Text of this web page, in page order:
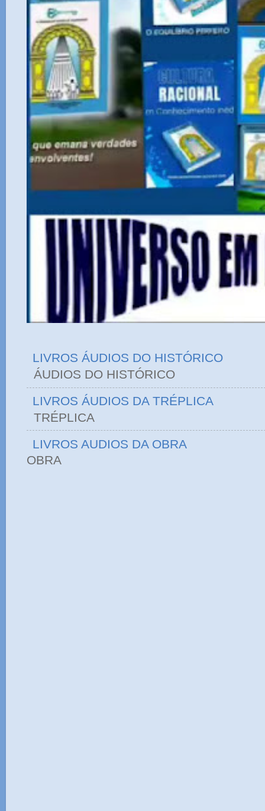
LIVROS ÁUDIOS DO HISTÓRICO
ÁUDIOS DO
LIVROS ÁUDIOS DA TRÉPLICA
TRÉPLICA
LIVROS AUDIOS DA OBRA
OBRA